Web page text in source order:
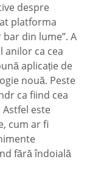
despre
platforma
din lume”. A
anilor ca cea
aplicație de
nouă. Peste
ca fiind cea
este
cum ar fi
fără îndoială